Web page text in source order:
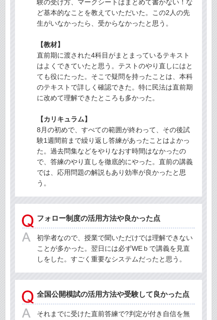
験の受け方、マークシートはまとめて書かない！な
ど基本的なことを教えていただいた。この2人の先
生がいなかったら、受からなかったと思う。
【教材】
直前期に渡された4科目がまとまっているテキスト
はよくできていたと思う。テストのやり直しにはと
ても役にたった。そこで疑問を持ったことは、本科
のテキストで詳しく確認できた。特に民法は直前期
に改めて理解できたところも多かった。
【カリキュラム】
8月の初めで、すべての範囲が終わって、その後試
験1週間前まで繰り返し答練があったことはよかっ
た。過去問集などをやりなおす時間はなかったの
で、答練のやり直しを徹底的にやった。直前の講義
では、応用問題の解説もあり効率が良かったと思
う。
フォロー制度の活用方法や良かった点
初学者なので、授業で聞いただけでは理解できない
ことが多かった。翌日には必ずWEｂで講義を見直
しをした。すごく重要なシステムだったと思う。
全国公開模試の活用方法や受験して良かった点
それまでに受けた直前答練で?判定が付き自信を無